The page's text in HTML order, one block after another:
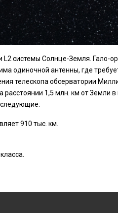
системы Солнце-Земля. Гало-
одиночной антенны, где
телескопа обсерватории
1,5 млн. км от Земли в
910 тыс. км.